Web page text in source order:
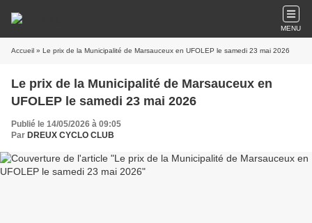
MENU
Accueil » Le prix de la Municipalité de Marsauceux en UFOLEP le samedi 23 mai 2026
Le prix de la Municipalité de Marsauceux en
UFOLEP le samedi 23 mai 2026
Publié le 14/05/2026 à 09:05
Par DREUX CYCLO CLUB